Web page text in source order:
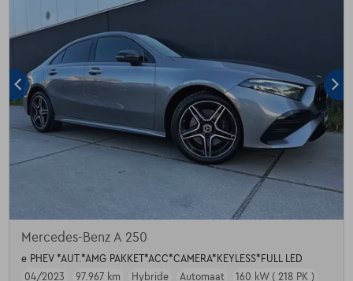
Mercedes-Benz A 250
e PHEV *AUT.*AMG PAKKET*ACC*CAMERA*KEYLESS*FULL LED
04/2023
97.967 km Hybride Automaat 160 kW ( 218 PK )